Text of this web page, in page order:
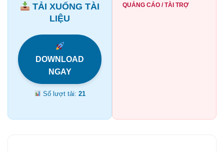
TẢI XUỐNG TÀI
LIỆU
DOWNLOAD
NGAY
Số lượt tải:21
QUẢNG CÁO / TÀI TRỢ